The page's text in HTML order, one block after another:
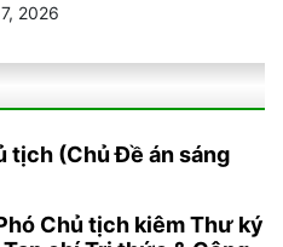
2026
tịch (Chủ Đề án sáng
Chủ tịch kiêm Thư ký